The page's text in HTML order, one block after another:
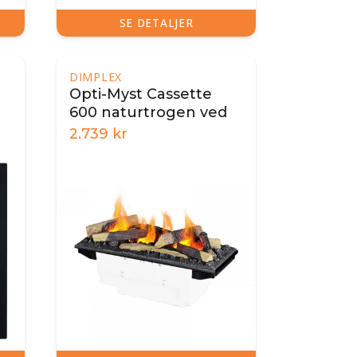
SE DETALJER
DIMPLEX
Opti-Myst Cassette
600 naturtrogen ved
2.739 kr